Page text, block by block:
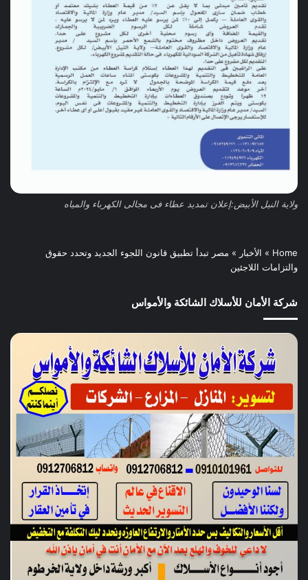
ولاية النيل الأبيض:إعلان تمديد عطاء فى مجالى الكهرباء والمياه
Home
» الأخبار » مصر تبدأ تطبيق قانون اللجوء الجديد وتحدد حقوق
والتزامات اللاجئين
شركة الأمان للأسلاك الشائكة والأمواس